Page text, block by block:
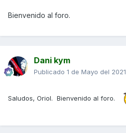
Bienvenido al foro.
Dani kym
Publicado 1 de Mayo del 2021
Saludos, Oriol. Bienvenido al foro.